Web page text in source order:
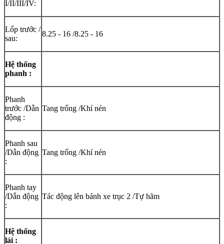
I/II/III/IV:
Lốp trước /
sau:
8.25 - 16 /8.25 - 16
Hệ thống
phanh :
Phanh
trước /Dẫn
động :
Tang trống /Khí nén
Phanh sau
/Dẫn động
:
Tang trống /Khí nén
Phanh tay
/Dẫn động
:
Tác động lên bánh xe trục 2 /Tự hãm
Hệ thống
lái :